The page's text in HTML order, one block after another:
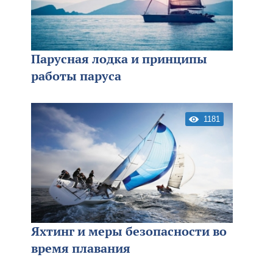
Парусная лодка и принципы
работы паруса
1181
Яхтинг и меры безопасности во
время плавания